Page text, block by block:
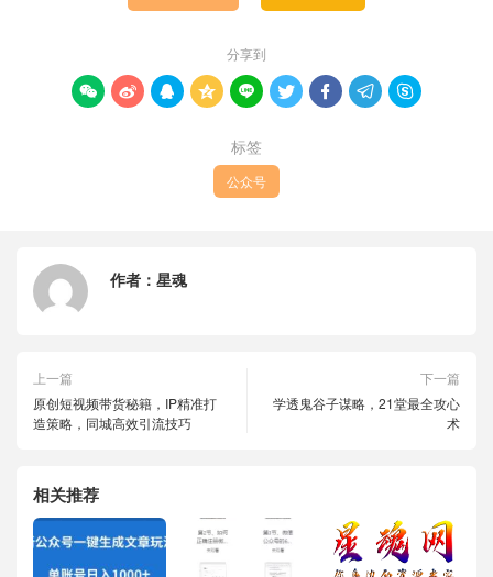
分享到
        
标签
公众号
作者： 星魂
上一篇
原创短视频带货秘籍，IP精准打
造策略，同城高效引流技巧
下一篇
学透鬼谷子谋略，21堂最全攻心
术
相关推荐